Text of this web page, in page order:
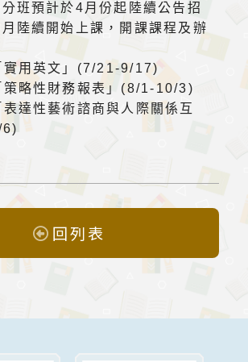
班預計於4月份起陸續公告招
陸續開始上課，開課課程及辦
實用英文」(7/21-9/17)
策略性財務報表」(8/1-10/3)
達性藝術諮商與人際關係互
回列表